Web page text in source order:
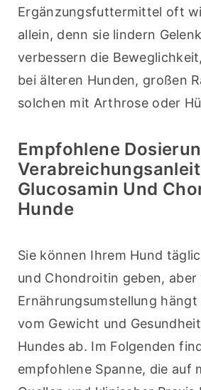
Ergänzungsfuttermittel oft
allein, denn sie lindern
verbessern die
bei älteren Hunden, großen
solchen mit Arthrose oder
Empfohlene
Glucosamin Und
Hunde
Sie können Ihrem Hund
und Chondroitin geben, aber
Ernährungsumstellung hängt
vom Gewicht und
Hundes ab. Im Folgenden
empfohlene Spanne, die auf